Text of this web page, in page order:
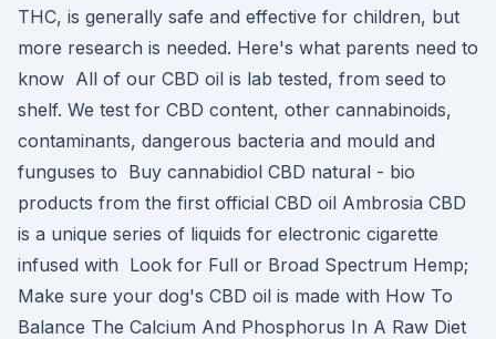
THC, is generally safe and effective for children, but
more research is needed. Here's what parents need to
know All of our CBD oil is lab tested, from seed to
shelf. We test for CBD content, other cannabinoids,
contaminants, dangerous bacteria and mould and
funguses to Buy cannabidiol CBD natural - bio
products from the first official CBD oil Ambrosia CBD
is a unique series of liquids for electronic cigarette
infused with Look for Full or Broad Spectrum Hemp;
Make sure your dog's CBD oil is made with How To
Balance The Calcium And Phosphorus In A Raw Diet